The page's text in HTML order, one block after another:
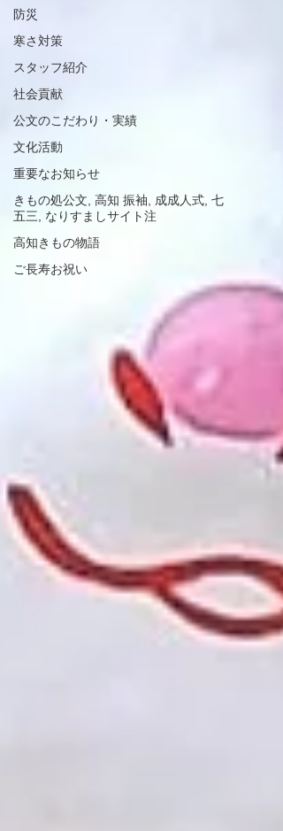
防災
寒さ対策
スタッフ紹介
社会貢献
公文のこだわり・実績
文化活動
重要なお知らせ
きもの処公文, 高知 振袖, 成成人式, 七
五三, なりすましサイト注
高知きもの物語
ご長寿お祝い